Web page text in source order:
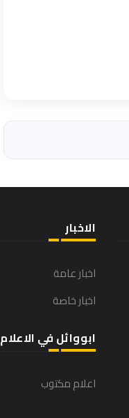
الاخبار
اخبار عامة
اخبار خاصة
ابووائل في الاعلام
اعلام مكتوب